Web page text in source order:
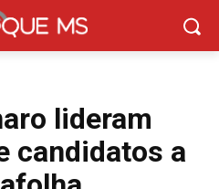
lideram
candidatos a